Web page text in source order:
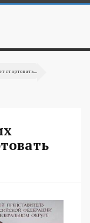
стартовать...